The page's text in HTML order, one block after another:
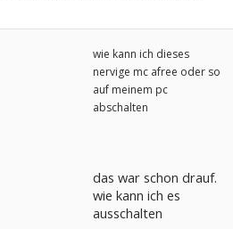
wie kann ich dieses
nervige mc afree oder so
auf meinem pc
abschalten
das war schon drauf.
wie kann ich es
ausschalten